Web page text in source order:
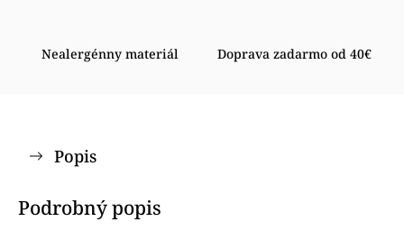
Nealergénny materiál Doprava zadarmo od 40€
Popis
Podrobný popis